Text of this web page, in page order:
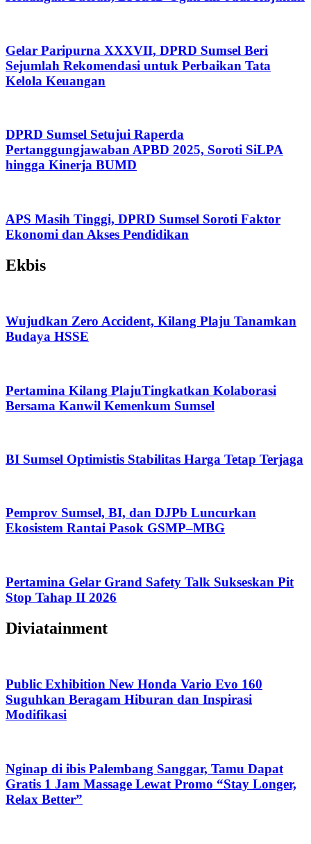
Gelar Paripurna XXXVII, DPRD Sumsel Beri
Sejumlah Rekomendasi untuk Perbaikan Tata
Kelola Keuangan
DPRD Sumsel Setujui Raperda
Pertanggungjawaban APBD 2025, Soroti SiLPA
hingga Kinerja BUMD
APS Masih Tinggi, DPRD Sumsel Soroti Faktor
Ekonomi dan Akses Pendidikan
Ekbis
Wujudkan Zero Accident, Kilang Plaju Tanamkan
Budaya HSSE
Pertamina Kilang PlajuTingkatkan Kolaborasi
Bersama Kanwil Kemenkum Sumsel
BI Sumsel Optimistis Stabilitas Harga Tetap Terjaga
Pemprov Sumsel, BI, dan DJPb Luncurkan
Ekosistem Rantai Pasok GSMP–MBG
Pertamina Gelar Grand Safety Talk Sukseskan Pit
Stop Tahap II 2026
Diviatainment
Public Exhibition New Honda Vario Evo 160
Suguhkan Beragam Hiburan dan Inspirasi
Modifikasi
Nginap di ibis Palembang Sanggar, Tamu Dapat
Gratis 1 Jam Massage Lewat Promo “Stay Longer,
Relax Better”